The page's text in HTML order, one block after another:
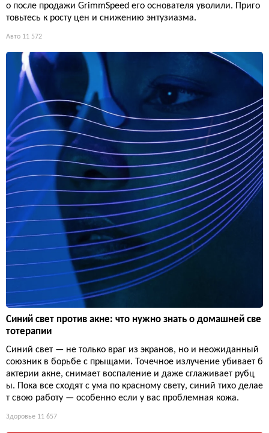
о после продажи GrimmSpeed его основателя уволили. Приго
товьтесь к росту цен и снижению энтузиазма.
Авто 11 572
Синий свет против акне: что нужно знать о домашней све
тотерапии
Синий свет — не только враг из экранов, но и неожиданный
союзник в борьбе с прыщами. Точечное излучение убивает б
актерии акне, снимает воспаление и даже сглаживает рубц
ы. Пока все сходят с ума по красному свету, синий тихо делае
т свою работу — особенно если у вас проблемная кожа.
Здоровье 11 657